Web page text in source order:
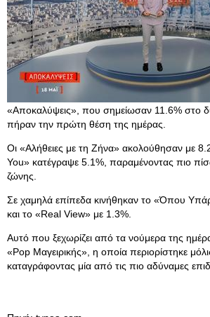
«Αποκαλύψεις», που σημείωσαν 11.6% στο
πήραν την πρώτη θέση της ημέρας.
Οι «Αλήθειες με τη Ζήνα» ακολούθησαν με
You» κατέγραψε 5.1%, παραμένοντας πιο
ζώνης.
Σε χαμηλά επίπεδα κινήθηκαν το «Όπου
και το «Real View» με 1.3%.
Αυτό που ξεχωρίζει από τα νούμερα της
«Pop Μαγειρικής», η οποία περιορίστηκε
καταγράφοντας μία από τις πιο αδύναμες